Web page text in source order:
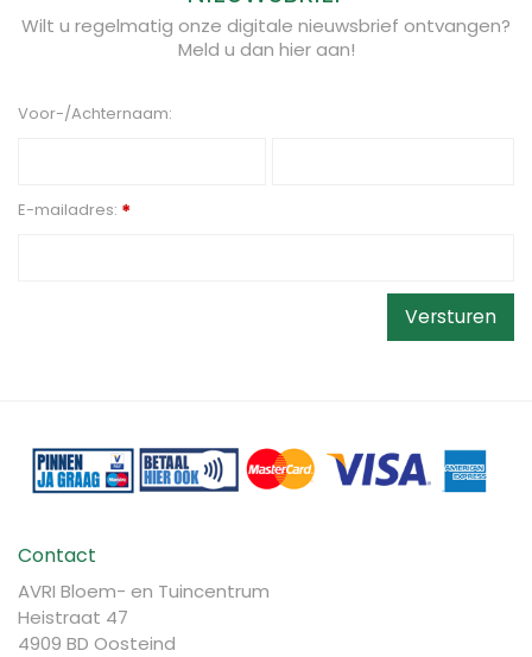
Wilt u regelmatig onze digitale nieuwsbrief ontvangen?
Meld u dan hier aan!
Voor-/Achternaam:
E-mailadres: *
Contact
AVRI Bloem- en Tuincentrum
Heistraat 47
4909 BD Oosteind